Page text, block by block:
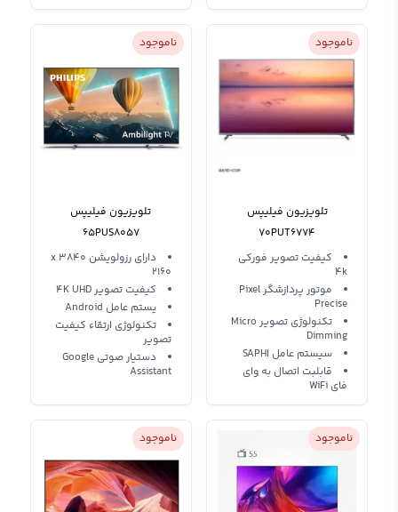
ناموجود
تلویزیون فیلیپس
70PUT6774
کیفیت تصویر فورکی
4k
موتور پردازشگر Pixel
Precise
تکنولوژی تصویر Micro
Dimming
سیستم عامل SAPHI
قابلبت اتصال به وای
فای WiFi
ناموجود
تلویزیون فیلیپس
65PUS8057
دارای رزولویشن 3840 x
2160
کیفیت تصویر 4K UHD
یستم عامل Android
تکنولوژی ارتقاء کیفیت
تصویر
دستیار صوتی Google
Assistant
ناموجود ناموجود